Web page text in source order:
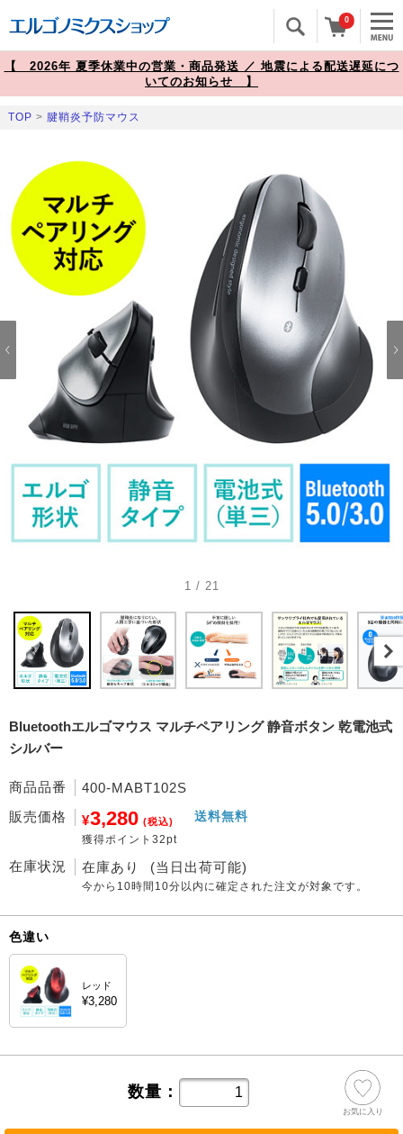
0
【 2026年 夏季休業中の営業・商品発送 ／ 地震による配送遅延につ
いてのお知らせ 】
TOP > 腱鞘炎予防マウス
1 / 21
Bluetoothエルゴマウス マルチペアリング 静音ボタン 乾電池式
シルバー
商品品番
400-MABT102S
販売価格
¥3,280 (税込)
獲得ポイント32pt
送料無料
在庫状況 在庫あり (当日出荷可能)
今から 10時間10分 以内に確定された注文が対象です。
色違い
レッド
¥3,280
数量：
お気に入り